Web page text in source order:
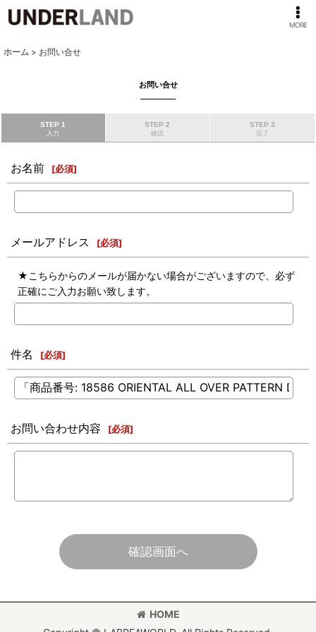
MORE
ホーム > お問い合せ
お問い合せ
STEP 1
入力
STEP 2
確認
STEP 3
完了
お名前 [必須]
メールアドレス [必須]
★こちらからのメールが届かない場合がございますので、必ず
正確にご入力お願い致します。
件名 [必須]
お問い合わせ内容 [必須]
確認画面へ
HOME